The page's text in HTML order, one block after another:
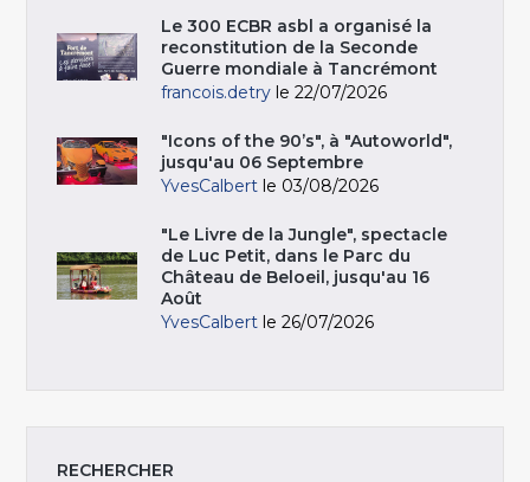
Le 300 ECBR asbl a organisé la
reconstitution de la Seconde
Guerre mondiale à Tancrémont
francois.detry le 22/07/2026
"Icons of the 90’s", à "Autoworld",
jusqu'au 06 Septembre
YvesCalbert le 03/08/2026
"Le Livre de la Jungle", spectacle
de Luc Petit, dans le Parc du
Château de Beloeil, jusqu'au 16
Août
YvesCalbert le 26/07/2026
RECHERCHER